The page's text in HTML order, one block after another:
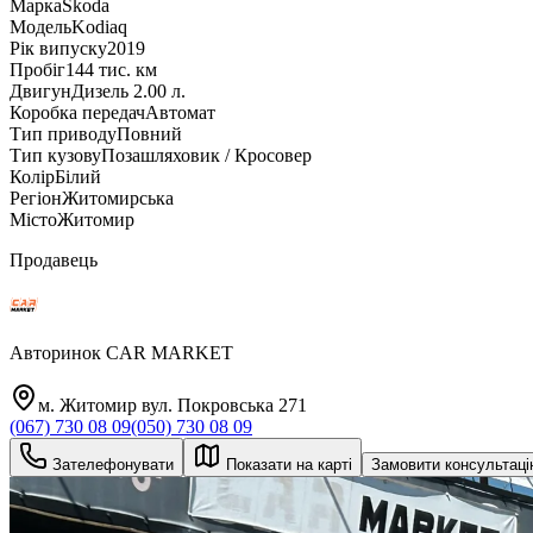
МаркаSkoda
МодельKodiaq
Рік випуску2019
Пробіг144 тис. км
ДвигунДизель 2.00 л.
Коробка передачАвтомат
Тип приводуПовний
Тип кузовуПозашляховик / Кросовер
КолірБілий
РегіонЖитомирська
МістоЖитомир
Продавець
Авторинок CAR MARKET
м. Житомир вул. Покровська 271
(067) 730 08 09(050) 730 08 09
Зателефонувати Показати на карті Замовити